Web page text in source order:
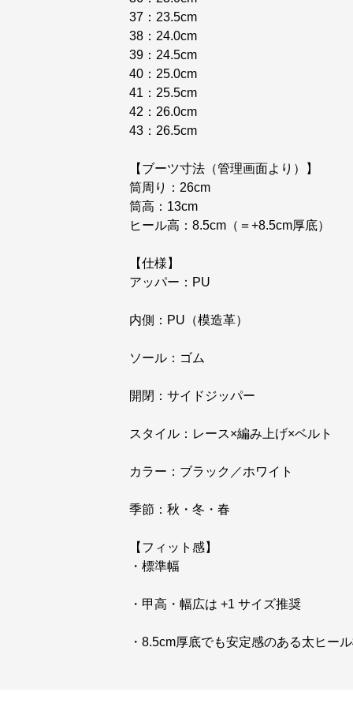
37：23.5cm
38：24.0cm
39：24.5cm
40：25.0cm
41：25.5cm
42：26.0cm
43：26.5cm
【ブーツ寸法（管理画面より）】
筒周り：26cm
筒高：13cm
ヒール高：8.5cm（＝+8.5cm厚底）
【仕様】
アッパー：PU
内側：PU（模造革）
ソール：ゴム
開閉：サイドジッパー
スタイル：レース×編み上げ×ベルト
カラー：ブラック／ホワイト
季節：秋・冬・春
【フィット感】
・標準幅
・甲高・幅広は +1 サイズ推奨
・8.5cm厚底でも安定感のある太ヒー